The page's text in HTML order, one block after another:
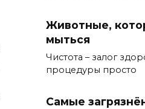
Животные,
мыться
Чистота – залог
процедуры просто
Самые